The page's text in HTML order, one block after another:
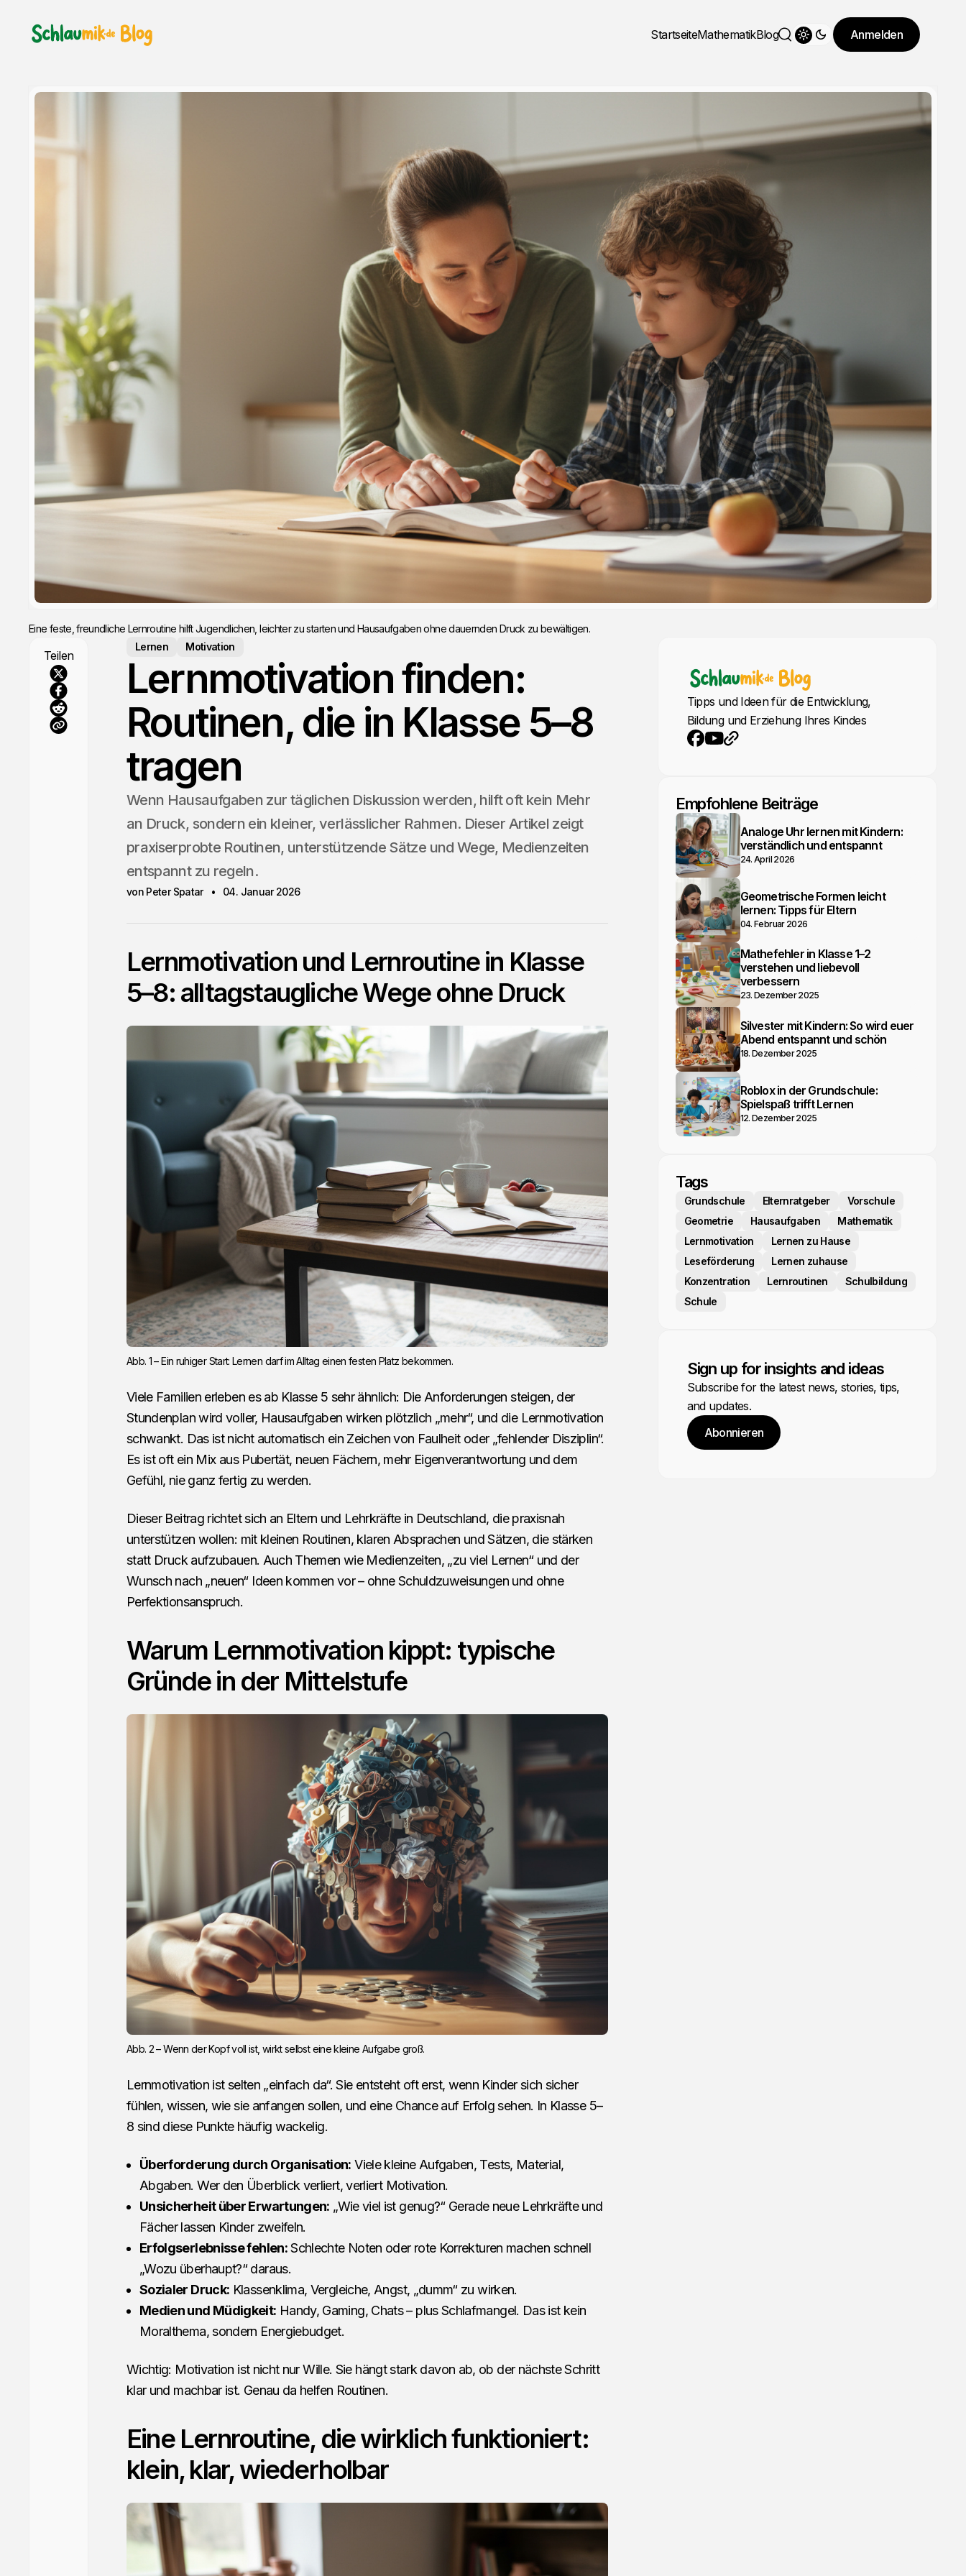
StartseiteMathematikBlog
Theme wechseln
Anmelden
Eine feste, freundliche Lernroutine hilft Jugendlichen, leichter zu starten und Hausaufgaben ohne dauernden Druck zu bewältigen.
Teilen
Lernen Motivation
Lernmotivation finden:
Routinen, die in Klasse 5–8
tragen
Wenn Hausaufgaben zur täglichen Diskussion werden, hilft oft kein Mehr
an Druck, sondern ein kleiner, verlässlicher Rahmen. Dieser Artikel zeigt
praxiserprobte Routinen, unterstützende Sätze und Wege, Medienzeiten
entspannt zu regeln.
von Peter Spatar 04. Januar 2026
Lernmotivation und Lernroutine in Klasse
5–8: alltagstaugliche Wege ohne Druck
Abb. 1 – Ein ruhiger Start: Lernen darf im Alltag einen festen Platz bekommen.
Viele Familien erleben es ab Klasse 5 sehr ähnlich: Die Anforderungen steigen, der
Stundenplan wird voller, Hausaufgaben wirken plötzlich „mehr“, und die Lernmotivation
schwankt. Das ist nicht automatisch ein Zeichen von Faulheit oder „fehlender Disziplin“.
Es ist oft ein Mix aus Pubertät, neuen Fächern, mehr Eigenverantwortung und dem
Gefühl, nie ganz fertig zu werden.
Dieser Beitrag richtet sich an Eltern und Lehrkräfte in Deutschland, die praxisnah
unterstützen wollen: mit kleinen Routinen, klaren Absprachen und Sätzen, die stärken
statt Druck aufzubauen. Auch Themen wie Medienzeiten, „zu viel Lernen“ und der
Wunsch nach „neuen“ Ideen kommen vor – ohne Schuldzuweisungen und ohne
Perfektionsanspruch.
Warum Lernmotivation kippt: typische
Gründe in der Mittelstufe
Abb. 2 – Wenn der Kopf voll ist, wirkt selbst eine kleine Aufgabe groß.
Lernmotivation ist selten „einfach da“. Sie entsteht oft erst, wenn Kinder sich sicher
fühlen, wissen, wie sie anfangen sollen, und eine Chance auf Erfolg sehen. In Klasse 5–
8 sind diese Punkte häufig wackelig.
Überforderung durch Organisation: Viele kleine Aufgaben, Tests, Material,
Abgaben. Wer den Überblick verliert, verliert Motivation.
Unsicherheit über Erwartungen: „Wie viel ist genug?“ Gerade neue Lehrkräfte und
Fächer lassen Kinder zweifeln.
Erfolgserlebnisse fehlen:Schlechte Noten oder rote Korrekturen machen schnell
„Wozu überhaupt?“ daraus.
Sozialer Druck: Klassenklima, Vergleiche, Angst, „dumm“ zu wirken.
Medien und Müdigkeit: Handy, Gaming, Chats – plus Schlafmangel. Das ist kein
Moralthema, sondern Energiebudget.
Wichtig: Motivation ist nicht nur Wille. Sie hängt stark davon ab, ob der nächste Schritt
klar und machbar ist. Genau da helfen Routinen.
Eine Lernroutine, die wirklich funktioniert:
klein, klar, wiederholbar
Tipps und Ideen für die Entwicklung,
Bildung und Erziehung Ihres Kindes
Empfohlene Beiträge
Analoge Uhr lernen mit Kindern:
verständlich und entspannt
24. April 2026
Geometrische Formen leicht
lernen: Tipps für Eltern
04. Februar 2026
Mathefehler in Klasse 1–2
verstehen und liebevoll
verbessern
23. Dezember 2025
Silvester mit Kindern: So wird euer
Abend entspannt und schön
18. Dezember 2025
Roblox in der Grundschule:
Spielspaß trifft Lernen
12. Dezember 2025
Tags
Grundschule Elternratgeber
Vorschule
Geometrie
Hausaufgaben
Mathematik
Lernmotivation
Lernen zu Hause
Leseförderung
Lernen zuhause
Konzentration
Lernroutinen
Schulbildung
Schule
Sign up for insights and ideas
Subscribe for the latest news, stories, tips,
and updates.
Abonnieren